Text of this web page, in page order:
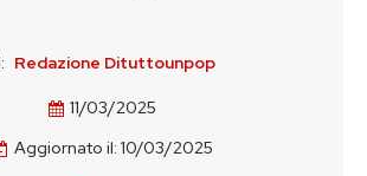
Redazione Dituttounpop
11/03/2025
Aggiornato il: 10/03/2025